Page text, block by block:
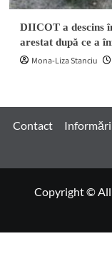
DIICOT a descins
arestat după ce a
Mona-Liza Stanciu
Contact
Copyright © All